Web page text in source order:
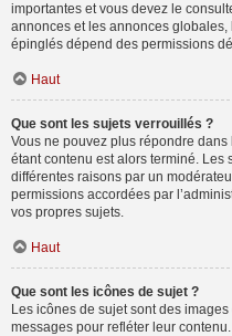
importantes et vous devez le
annonces et les annonces
épinglés dépend des permissions
Haut
Que sont les sujets verrouillés ?
Vous ne pouvez plus répondre
étant contenu est alors terminé.
différentes raisons par un
permissions accordées par
vos propres sujets.
Haut
Que sont les icônes de sujet ?
Les icônes de sujet sont des
messages pour refléter leur